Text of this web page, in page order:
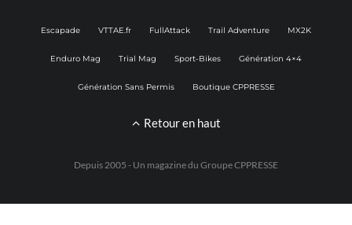
Escapade VTTAE.fr FullAttack Trail Adventure MX2K
Enduro Mag Trial Mag Sport-Bikes Génération 4×4
Génération Sans Permis Boutique CPPRESSE
Retour en haut
Depuis 2005 - Un magazine du Groupe CPPRESSE